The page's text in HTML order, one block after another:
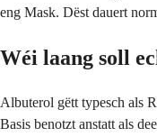
eng Mask. Dëst dauert
Wéi laang soll
Albuterol gëtt typesch als
Basis benotzt anstatt als